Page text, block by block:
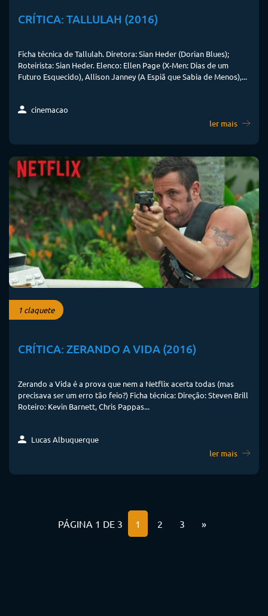
CRÍTICA: TALLULAH (2016)
Ficha técnica de Tallulah. Diretora: Sian Heder (Dorian Blues);
Roteirista: Sian Heder. Elenco: Ellen Page (X-Men: Dias de um
Futuro Esquecido), Allison Janney (A Espiã que Sabia de Menos),...
cinemacao
ler mais
1 claquete
CRÍTICA: ZERANDO A VIDA (2016)
Zerando a Vida é a prova que nem a Netflix acerta todas (mas
precisava ser um erro tão feio?) Ficha técnica: Direção: Steven Brill
Roteiro: Kevin Barnett, Chris Pappas...
Lucas Albuquerque
ler mais
PÁGINA 1 DE 3 1 2 3 »